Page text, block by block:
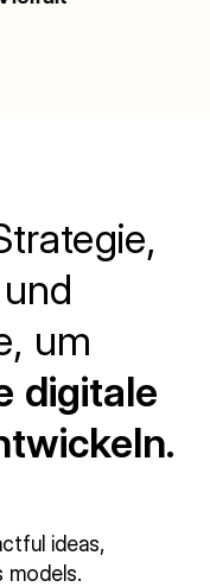
um
digitale
ideas,
models.